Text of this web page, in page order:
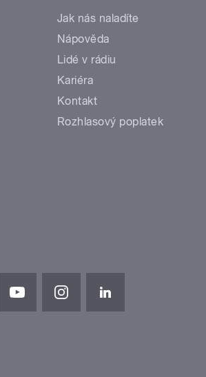
Jak nás naladíte
Nápověda
Lidé v rádiu
Kariéra
Kontakt
Rozhlasový poplatek